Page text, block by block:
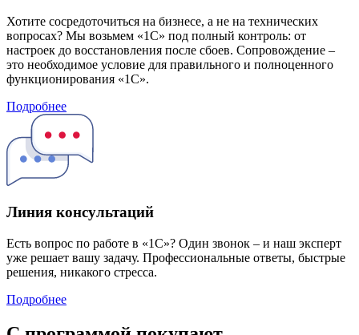
Хотите сосредоточиться на бизнесе, а не на технических
вопросах? Мы возьмем «1С» под полный контроль: от
настроек до восстановления после сбоев. Сопровождение –
это необходимое условие для правильного и полноценного
функционирования «1С».
Подробнее
Линия консультаций
Есть вопрос по работе в «1С»? Один звонок – и наш эксперт
уже решает вашу задачу. Профессиональные ответы, быстрые
решения, никакого стресса.
Подробнее